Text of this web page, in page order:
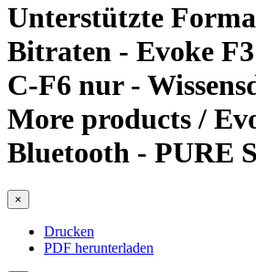
Unterstützte
Bitraten - Evoke
C-F6 nur -
More products /
Bluetooth - PURE
×
Drucken
PDF herunterladen